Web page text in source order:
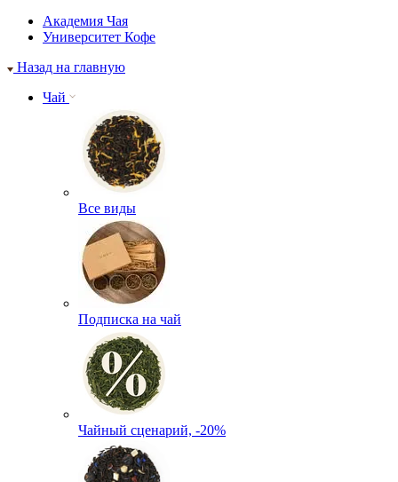
Академия Чая
Университет Кофе
Назад на главную
Чай
Все виды
Подписка на чай
Чайный сценарий, -20%